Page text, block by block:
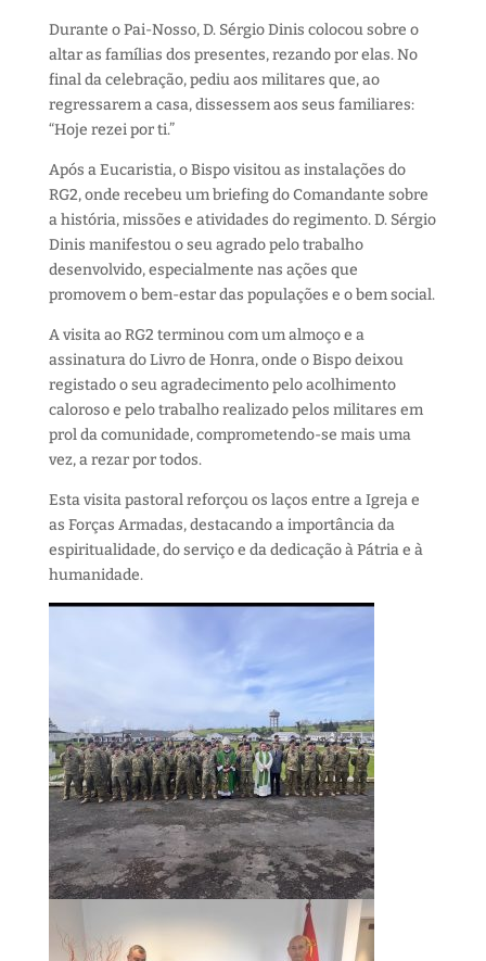
Durante o Pai-Nosso, D. Sérgio Dinis colocou sobre o
altar as famílias dos presentes, rezando por elas. No
final da celebração, pediu aos militares que, ao
regressarem a casa, dissessem aos seus familiares:
“Hoje rezei por ti.”
Após a Eucaristia, o Bispo visitou as instalações do
RG2, onde recebeu um briefing do Comandante sobre
a história, missões e atividades do regimento. D. Sérgio
Dinis manifestou o seu agrado pelo trabalho
desenvolvido, especialmente nas ações que
promovem o bem-estar das populações e o bem social.
A visita ao RG2 terminou com um almoço e a
assinatura do Livro de Honra, onde o Bispo deixou
registado o seu agradecimento pelo acolhimento
caloroso e pelo trabalho realizado pelos militares em
prol da comunidade, comprometendo-se mais uma
vez, a rezar por todos.
Esta visita pastoral reforçou os laços entre a Igreja e
as Forças Armadas, destacando a importância da
espiritualidade, do serviço e da dedicação à Pátria e à
humanidade.